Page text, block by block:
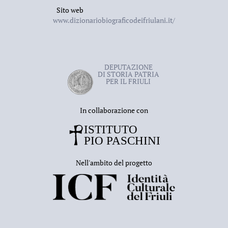
Sito web
www.dizionariobiograficodeifriulani.it/
DEPUTAZIONE
DI STORIA PATRIA
PER IL FRIULI
In collaborazione con
Nell'ambito del progetto